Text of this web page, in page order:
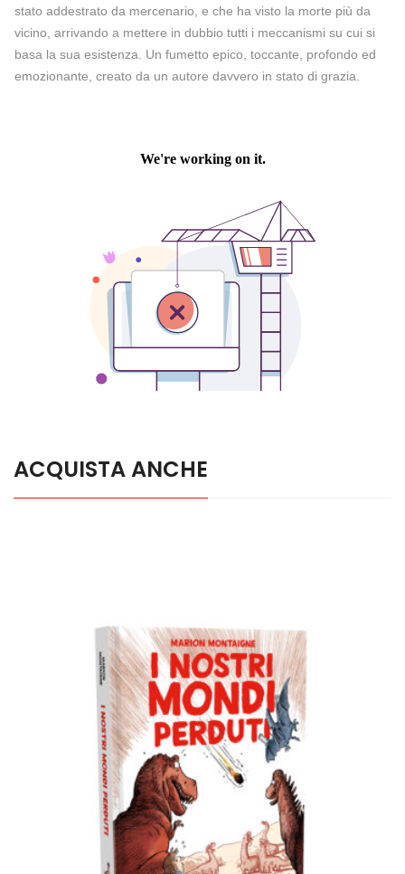
stato addestrato da mercenario, e che ha visto la morte più da
vicino, arrivando a mettere in dubbio tutti i meccanismi su cui si
basa la sua esistenza. Un fumetto epico, toccante, profondo ed
emozionante, creato da un autore davvero in stato di grazia.
ACQUISTA ANCHE